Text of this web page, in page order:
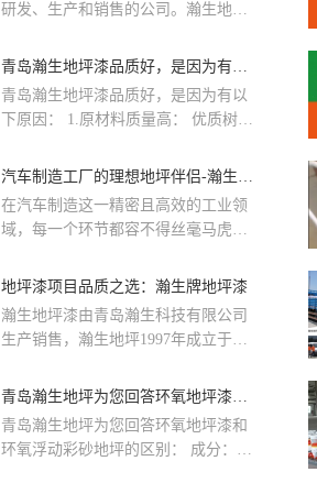
研发、生产和销售的公司。瀚生地坪
料，广泛应用于工业厂房、仓库、停
漆具有耐磨、耐压、防尘、防滑、防
腐蚀等特性，能够有效延长地面的使
青岛瀚生地坪漆品质好，是因为有以下原因：
青岛瀚生地坪漆品质好，是因为有以
下原因： 1.原材料质量高： 优质树
材料作为主要成分。树脂是地坪漆中
脂具有更强的粘结力和更好的化学稳
定性，能够与地面基层紧密结合，从
剂：固化剂的选择和使用对地坪漆的
性能至关重要。如果使用了高性能的
固化剂，能够与树脂充分反应，形成
硬度、耐磨性和附着力。 2.先进的生
汽车制造工厂的理想地坪伴侣-瀚生地坪漆
在汽车制造这一精密且高效的工业领
域，每一个环节都容不得丝毫马虎，
基础，其品质至关重要。 瀚生地坪
汽车制造工厂的信赖之选。 瀚生地坪
漆针对汽车制造环境的严苛要求，量
坪底漆具有出色的渗透力，能够深入
混凝土基层，形成稳固的粘结，为后
续涂层打下坚实基础。
地坪漆项目品质之选：瀚生牌地坪漆
瀚生地坪漆由青岛瀚生科技有限公司
生产销售，瀚生地坪1997年成立于青
生产的厂家.以下是对瀚生地坪漆的具
地坪、环氧防静电地坪、环氧砂浆平
涂地坪、环氧彩砂地坪、环氧防滑地
青岛瀚生地坪为您回答环氧地坪漆和环氧浮动彩砂地坪有什么区别
青岛瀚生地坪为您回答环氧地坪漆和
环氧浮动彩砂地坪的区别： 成分：